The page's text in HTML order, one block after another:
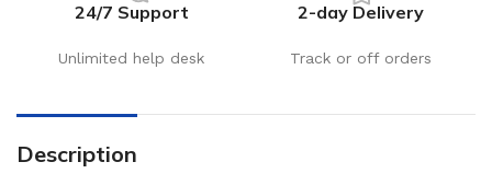
24/7 Support
Unlimited help desk
2-day Delivery
Track or off orders
Description